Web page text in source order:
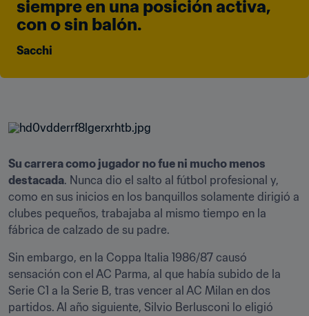
siempre en una posición activa,
con o sin balón.
Sacchi
Su carrera como jugador no fue ni mucho menos
destacada. Nunca dio el salto al fútbol profesional y,
como en sus inicios en los banquillos solamente dirigió a
clubes pequeños, trabajaba al mismo tiempo en la
fábrica de calzado de su padre.
Sin embargo, en la Coppa Italia 1986/87 causó
sensación con el AC Parma, al que había subido de la
Serie C1 a la Serie B, tras vencer al AC Milan en dos
partidos. Al año siguiente, Silvio Berlusconi lo eligió